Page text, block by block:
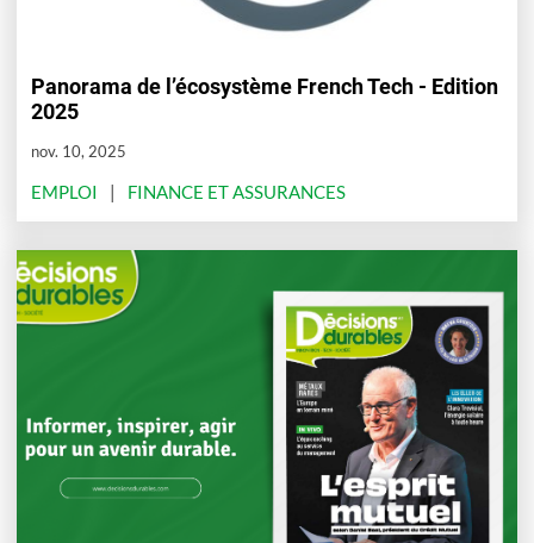
Panorama de l’écosystème French Tech - Edition
2025
nov. 10, 2025
EMPLOI FINANCE ET ASSURANCES